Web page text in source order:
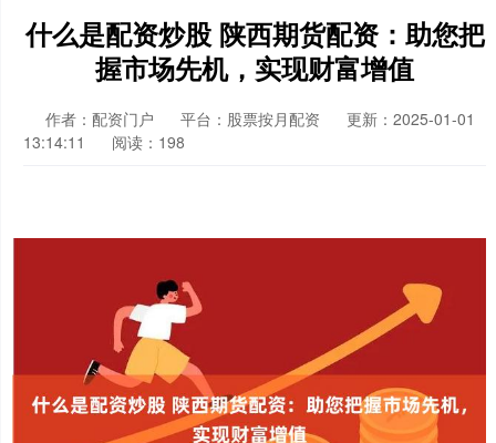
什么是配资炒股 陕西期货配资：助您把
握市场先机，实现财富增值
作者：配资门户 平台：股票按月配资
更新：2025-01-01
13:14:11
阅读：198